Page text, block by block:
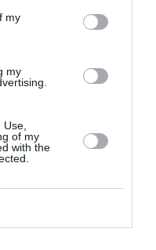
my
my
of my
with the
στην
Λυρικής Σκηνής στις 7